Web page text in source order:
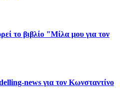
το βιβλίο "Μίλα μου για τον
news για τον Κωνσταντίνο